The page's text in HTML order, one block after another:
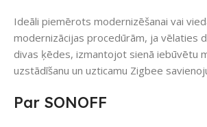
Ideāli piemērots modernizēšanai vai
modernizācijas procedūrām, ja vēlaties
divas ķēdes, izmantojot sienā iebūvētu
uzstādīšanu un uzticamu Zigbee
Par SONOFF